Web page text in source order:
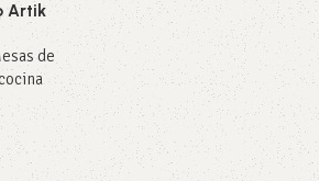
Artik
de